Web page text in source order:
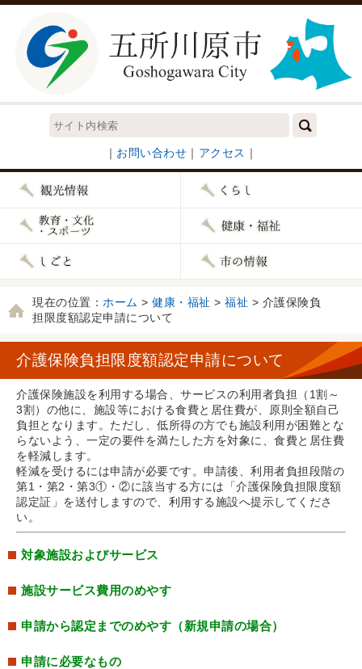
｜ お問い合わせ ｜ アクセス ｜
現在の位置： ホーム > 健康・福祉 > 福祉 > 介護保険負
担限度額認定申請について
介護保険負担限度額認定申請について
介護保険施設を利用する場合、サービスの利用者負担（1割～
3割）の他に、施設等における食費と居住費が、原則全額自己
負担となります。ただし、低所得の方でも施設利用が困難とな
らないよう、一定の要件を満たした方を対象に、食費と居住費
を軽減します。
軽減を受けるには申請が必要です。申請後、利用者負担段階の
第1・第2・第3①・②に該当する方には「介護保険負担限度額
認定証」を送付しますので、利用する施設へ提示してくださ
い。
対象施設およびサービス
施設サービス費用のめやす
申請から認定までのめやす（新規申請の場合）
申請に必要なもの